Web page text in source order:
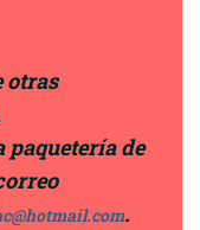
otras
paquetería de
.